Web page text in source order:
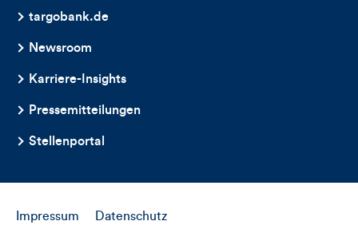
targobank.de
Newsroom
Karriere-Insights
Pressemitteilungen
Stellenportal
Impressum Datenschutz